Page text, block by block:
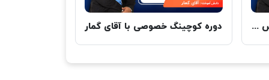
دوره آموزش SMC-LIT ، مهندس جوادی دوره کوچینگ خصوصی با آقای گمار